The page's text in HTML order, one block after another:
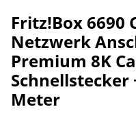
Fritz!Box 6690
Netzwerk
Premium 8K
Schnellstecker
Meter